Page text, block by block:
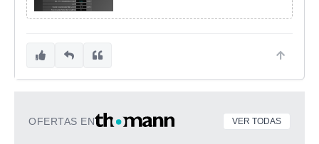
OFERTAS EN VER TODAS